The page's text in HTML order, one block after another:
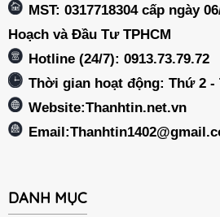
MST: 0317718304 cấp ngày
Hoạch và Đầu Tư TPHCM
Hotline (24/7): 0913.73.79.72
Thời gian hoạt động: Thứ 2 -
Website:Thanhtin.net.vn
Email:
DANH MỤC